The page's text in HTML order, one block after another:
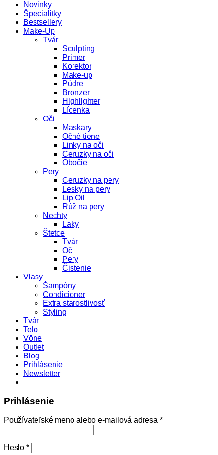
Novinky
Špecialitky
Bestsellery
Make-Up
Tvár
Sculpting
Primer
Korektor
Make-up
Púdre
Bronzer
Highlighter
Lícenka
Oči
Maskary
Očné tiene
Linky na oči
Ceruzky na oči
Obočie
Pery
Ceruzky na pery
Lesky na pery
Lip Oil
Rúž na pery
Nechty
Laky
Štetce
Tvár
Oči
Pery
Čistenie
Vlasy
Šampóny
Condicioner
Extra starostlivosť
Styling
Tvár
Telo
Vône
Outlet
Blog
Prihlásenie
Newsletter
Prihlásenie
Používateľské meno alebo e-mailová adresa *Povinné
Heslo *Povinné